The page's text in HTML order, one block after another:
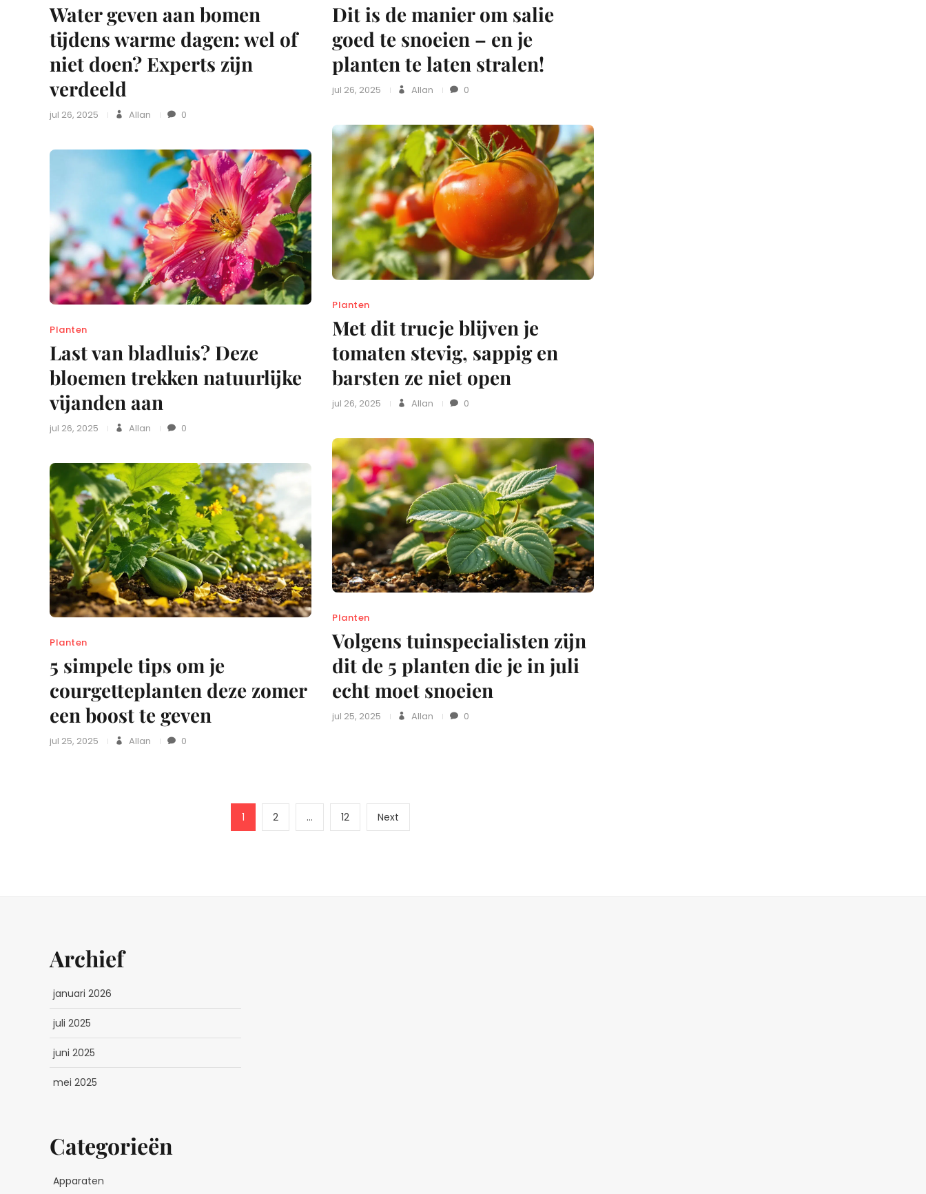
Water geven aan bomen
tijdens warme dagen: wel of
niet doen? Experts zijn
verdeeld
jul 26, 2025 Allan 0
Dit is de manier om salie
goed te snoeien – en je
planten te laten stralen!
jul 26, 2025 Allan 0
Planten
Met dit trucje blijven je
tomaten stevig, sappig en
barsten ze niet open
jul 26, 2025 Allan 0
Planten
Last van bladluis? Deze
bloemen trekken natuurlijke
vijanden aan
jul 26, 2025 Allan 0
Planten
Volgens tuinspecialisten zijn
dit de 5 planten die je in juli
echt moet snoeien
jul 25, 2025 Allan 0
Planten
5 simpele tips om je
courgetteplanten deze zomer
een boost te geven
jul 25, 2025 Allan 0
Berichten
Page
1 Page
2 … Page
12 NextNext
page
Archief
januari 2026
juli 2025
juni 2025
mei 2025
Categorieën
Apparaten